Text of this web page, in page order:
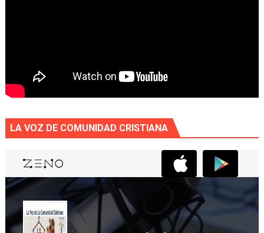
LA VOZ DE COMUNIDAD CRISTIANA